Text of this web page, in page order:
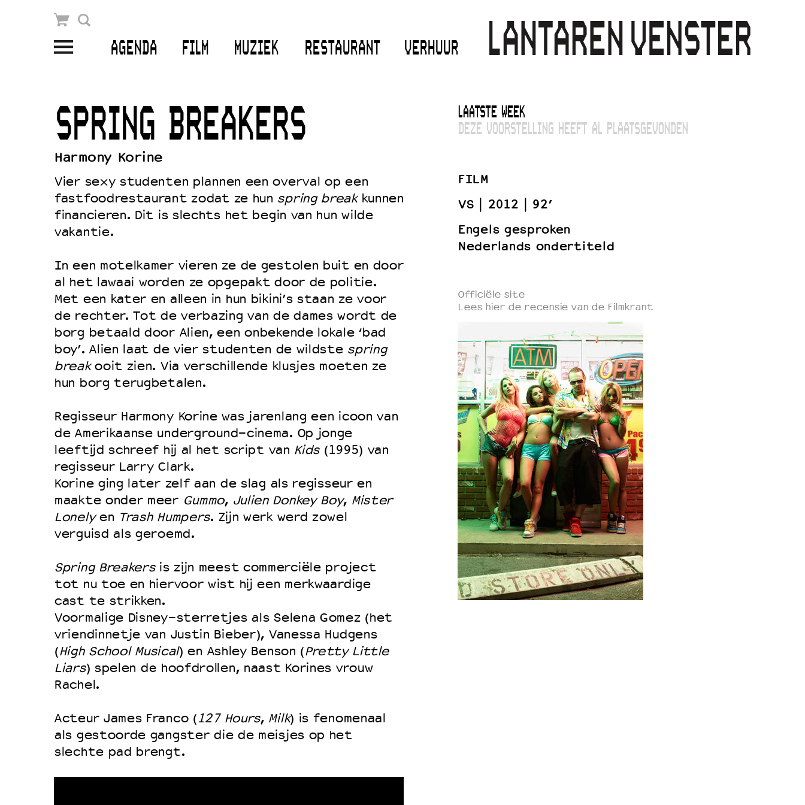
AGENDA FILM MUZIEK RESTAURANT VERHUUR
Winkelmandje
Openingstijden & contact
Bereikbaarheid
Kaartverkoop
EDUCATIE
Schoolvoorstellingen
Filmprogramma’s VO/MBO
Speciale educatieprogramma’s
OVER LANTARENVENSTER
Wat we doen
Werken bij
Word vriend
Historie
Partners
Huisregels
Privacyverklaring
Integriteits- en gedragscode
Culturele boycot Israël
Ruimte voor artistieke vrijheid – VNPF
SPRING BREAKERS
Harmony Korine
Vier sexy studenten plannen een overval op een
fastfoodrestaurant zodat ze hun spring breakkunnen
financieren. Dit is slechts het begin van hun wilde
vakantie.
In een motelkamer vieren ze de gestolen buit en door
al het lawaai worden ze opgepakt door de politie.
Met een kater en alleen in hun bikini’s staan ze voor
de rechter. Tot de verbazing van de dames wordt de
borg betaald door Alien, een onbekende lokale ‘bad
boy’. Alien laat de vier studenten de wildste spring
breakooit zien. Via verschillende klusjes moeten ze
hun borg terugbetalen.
Regisseur Harmony Korine was jarenlang een icoon van
de Amerikaanse underground-cinema. Op jonge
leeftijd schreef hij al het script van Kids(1995) van
regisseur Larry Clark.
Korine ging later zelf aan de slag als regisseur en
maakte onder meer Gummo, Julien Donkey Boy, Mister
Lonelyen Trash Humpers. Zijn werk werd zowel
verguisd als geroemd.
Spring Breakersis zijn meest commerciële project
tot nu toe en hiervoor wist hij een merkwaardige
cast te strikken.
Voormalige Disney-sterretjes als Selena Gomez (het
vriendinnetje van Justin Bieber), Vanessa Hudgens
(High School Musical) en Ashley Benson (Pretty Little
Liars) spelen de hoofdrollen, naast Korines vrouw
Rachel.
Acteur James Franco (127 Hours, Milk) is fenomenaal
als gestoorde gangster die de meisjes op het
slechte pad brengt.
LAATSTE WEEK
DEZE VOORSTELLING HEEFT AL PLAATSGEVONDEN
FILM
VS
2012
92’
Engels gesproken
Nederlands ondertiteld
Officiële site
Lees hier de recensie van de Filmkrant